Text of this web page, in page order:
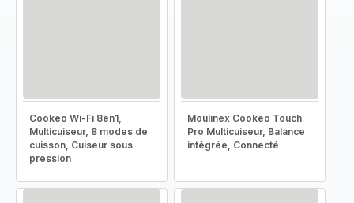
Cookeo Wi-Fi 8en1,
Multicuiseur, 8 modes de
cuisson, Cuiseur sous
pression
Moulinex Cookeo Touch
Pro Multicuiseur, Balance
intégrée, Connecté